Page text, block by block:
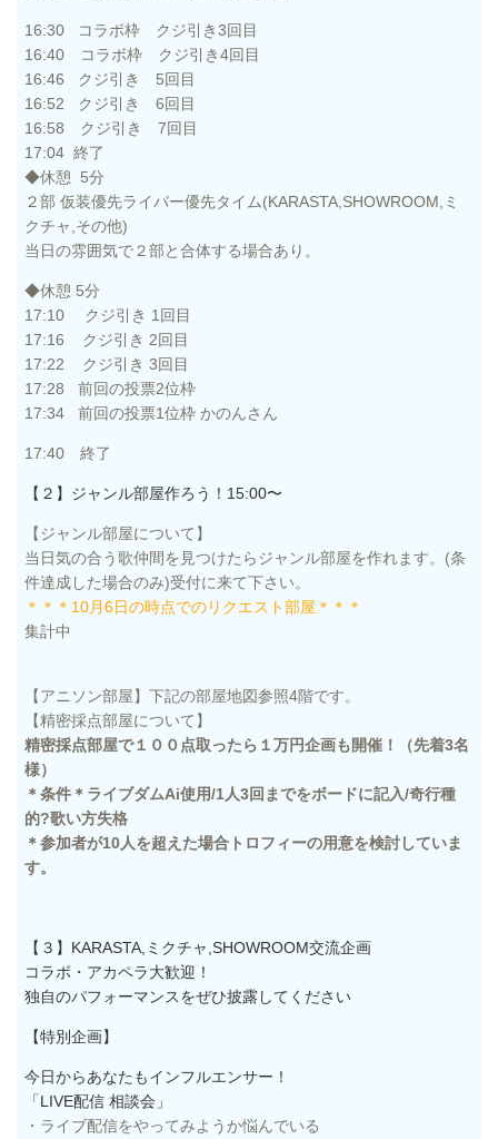
16:30 コラボ枠 クジ引き3回目
16:40 コラボ枠 クジ引き4回目
16:46 クジ引き 5回目
16:52 クジ引き 6回目
16:58 クジ引き 7回目
17:04 終了
◆休憩 5分
２部 仮装優先ライバー優先タイム(KARASTA,SHOWROOM,ミ
クチャ,その他)
当日の雰囲気で２部と合体する場合あり。
◆休憩 5分
17:10 クジ引き 1回目
17:16 クジ引き 2回目
17:22 クジ引き 3回目
17:28 前回の投票2位枠
17:34 前回の投票1位枠 かのんさん
17:40 終了
【２】ジャンル部屋作ろう！15:00〜
【ジャンル部屋について】
当日気の合う歌仲間を見つけたらジャンル部屋を作れます。(条
件達成した場合のみ)受付に来て下さい。
＊＊＊10月6日の時点でのリクエスト部屋＊＊＊
集計中
【アニソン部屋】下記の部屋地図参照4階です。
【精密採点部屋について】
精密採点部屋で１００点取ったら１万円企画も開催！（先着3名
様）
＊条件＊ライブダムAi使用/1人3回までをボードに記入/奇行種
的?歌い方失格
＊参加者が10人を超えた場合トロフィーの用意を検討していま
す。
【３】KARASTA,ミクチャ,SHOWROOM交流企画
コラボ・アカペラ大歓迎！
独自のパフォーマンスをぜひ披露してください
【特別企画】
今日からあなたもインフルエンサー！
「LIVE配信 相談会 」
・ライブ配信をやってみようか悩んでいる